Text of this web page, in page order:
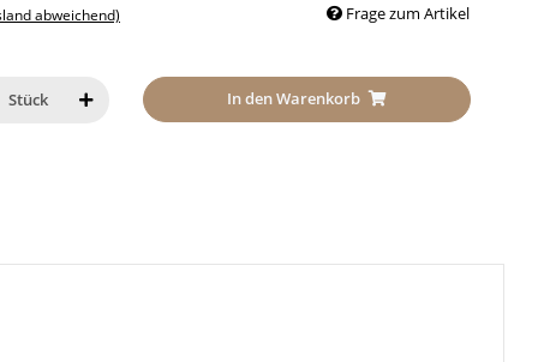
abweichend) Frage zum Artikel
Stück In den Warenkorb